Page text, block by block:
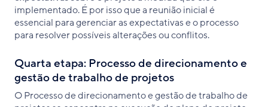
implementado. É por isso que a reunião inicial é
essencial para gerenciar as expectativas e o processo
para resolver possíveis alterações ou conflitos.
Quarta etapa: Processo de direcionamento e
gestão de trabalho de projetos
O Processo de direcionamento e gestão de trabalho de